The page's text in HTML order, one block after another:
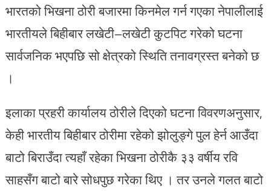
भारतको भिखना ठोरी बजारमा किनमेल गर्न गएका नेपालीलाई
भारतीयले बिहीबार लखेटी–लखेटी कुटपिट गरेको घटना
सार्वजनिक भएपछि सो क्षेत्रको स्थिति तनावग्रस्त बनेको छ
।
इलाका प्रहरी कार्यालय ठोरीले दिएको घटना विवरणअनुसार,
केही भारतीय बिहीबार ठोरीमा रहेको झोलुङ्गे पुल हेर्न आउँदा
बाटो बिराउँदा त्यहाँ रहेका भिखना ठोरीकै ३३ वर्षीय रवि
साहसँग बाटो बारे सोधपुछ गरेका थिए । तर उनले गलत बाटो